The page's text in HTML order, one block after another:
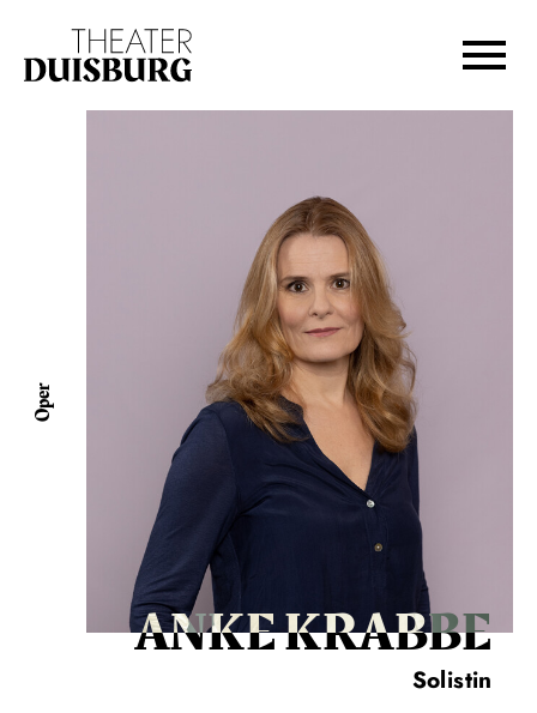
Zur Hauptnavigation springen
Zum Footer springen
Oper
ANKE KRABBE
Solistin